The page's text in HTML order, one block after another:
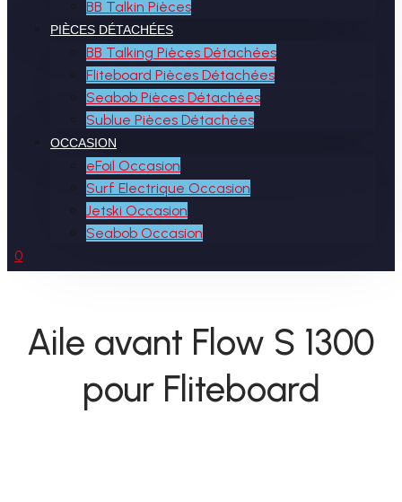
BB Talkin Pièces
PIÈCES DÉTACHÉES
BB Talking Pièces Détachées
Fliteboard Pièces Détachées
Seabob Pièces Détachées
Sublue Pièces Détachées
OCCASION
eFoil Occasion
Surf Electrique Occasion
Jetski Occasion
Seabob Occasion
0
Aile avant Flow S 1300
pour Fliteboard